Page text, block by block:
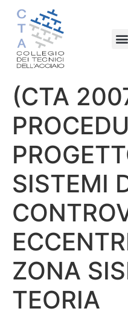
(CTA
SISTEMI
ZONA
TEORIA